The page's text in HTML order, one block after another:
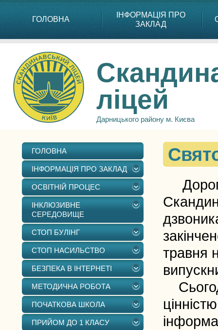
ГОЛОВНА
ІНФОРМАЦІЯ ПРО
ЗАКЛАД
ліцей
Дарницького району м. Києва
ГОЛОВНА
ІНФОРМАЦІЯ ПРО ЗАКЛАД
ОСВІТНІЙ ПРОЦЕС
ІНКЛЮЗИВНЕ
СЕРЕДОВИЩЕ
СТОП БУЛІНГ
СТОП НАСИЛЬСТВО
БЕЗПЕКА В ІНТЕРНЕТІ
МЕТОДИЧНА РОБОТА
ПОЧАТКОВА ШКОЛА
ПРИЙОМ ДО 1 КЛАСУ
Дорогі
травня